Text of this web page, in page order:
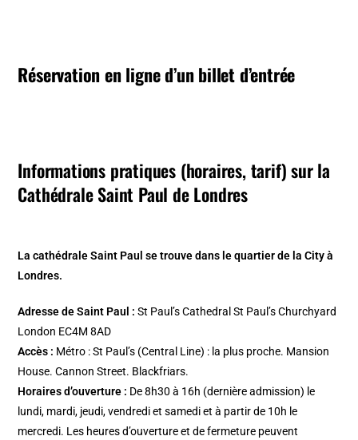
Réservation en ligne d’un billet d’entrée
Informations pratiques (horaires, tarif) sur la
Cathédrale Saint Paul de Londres
La cathédrale Saint Paul se trouve dans le quartier de la City à
Londres.
Adresse de Saint Paul : St Paul’s Cathedral St Paul’s Churchyard
London EC4M 8AD
Accès : Métro : St Paul’s (Central Line) : la plus proche. Mansion
House. Cannon Street. Blackfriars.
Horaires d’ouverture : De 8h30 à 16h (dernière admission) le
lundi, mardi, jeudi, vendredi et samedi et à partir de 10h le
mercredi. Les heures d’ouverture et de fermeture peuvent